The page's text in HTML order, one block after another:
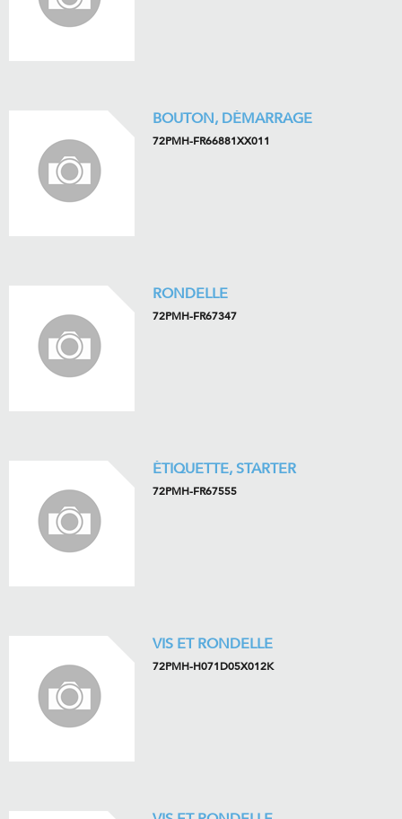
BOUTON, DÉMARRAGE
72PMH-FR66881XX011
RONDELLE
72PMH-FR67347
ÉTIQUETTE, STARTER
72PMH-FR67555
VIS ET RONDELLE
72PMH-H071D05X012K